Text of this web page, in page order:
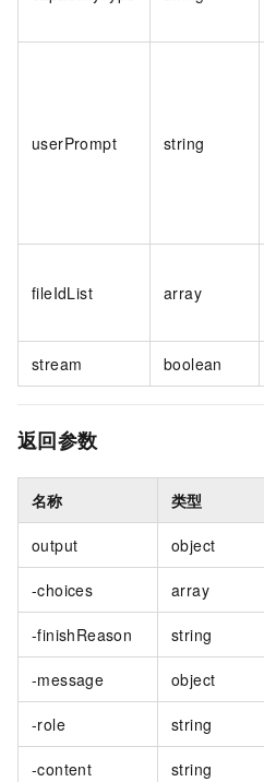
userPrompt string
fileIdList array
stream boolean
返回参数
名称 类型
output object
-choices array
-finishReason string
-message object
-role string
-content string